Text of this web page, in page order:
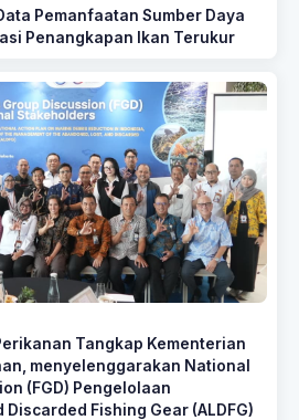
Pemanfaatan Sumber Daya
Penangkapan Ikan Terukur
Tangkap Kementerian
menyelenggarakan National
(FGD) Pengelolaan
Fishing Gear (ALDFG)